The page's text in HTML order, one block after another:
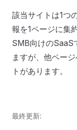
該当サイトは1つ
報を1ページに集
SMB向けのSaaS
ますが、他ペー
トがあります。
最終更新: